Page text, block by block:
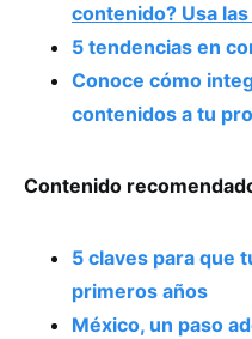
contenido? Usa
5 tendencias en
Conoce cómo
contenidos a tu
Contenido
5 claves para que
primeros años
México, un paso